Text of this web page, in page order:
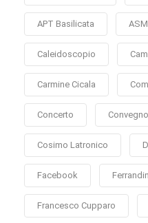
APT Basilicata ASM
Caleidoscopio
Carmine Cicala
Concerto Convegno
Cosimo Latronico
Facebook
Francesco Cupparo